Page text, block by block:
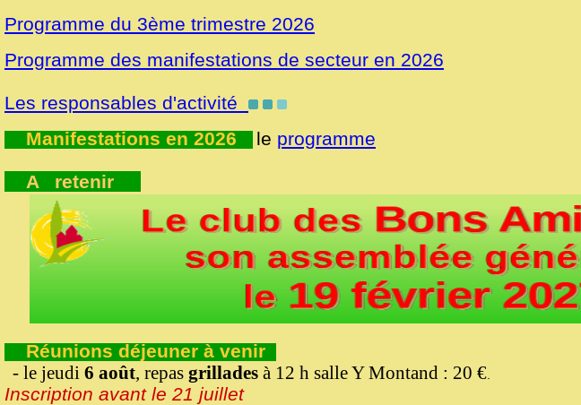
Programme du 3ème trimestre 2026
Programme des manifestations de secteur en 2026
Les responsables d'activité
Manifestations en 2026
le programme
A retenir
Réunions déjeuner à venir
- le jeudi 6 août, repas grillades à 12 h salle Y Montand : 20 €
Inscription avant le 21 juillet